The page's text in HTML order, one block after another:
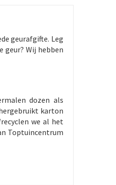
geurafgifte. Leg
geur? Wij hebben
dozen als
karton
we al het
Toptuincentrum